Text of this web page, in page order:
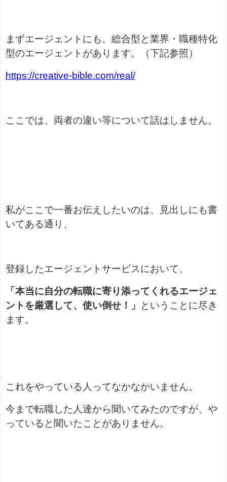
まずエージェントにも、総合型と業界・職種特化
型のエージェントがあります。（下記参照）
https://creative-bible.com/real/
ここでは、両者の違い等について話はしません。
私がここで一番お伝えしたいのは、見出しにも書
いてある通り、
登録したエージェントサービスにおいて、
「本当に自分の転職に寄り添ってくれるエージェ
ントを厳選して、使い倒せ！」
ということに尽き
ます。
これをやっている人ってなかなかいません。
今まで転職した人達から聞いてみたのですが、や
っていると聞いたことがありません。